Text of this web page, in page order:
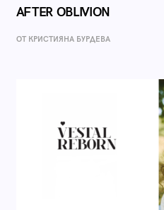
AFTER OBLIVION
ОТ КРИСТИЯНА БУРДЕВА